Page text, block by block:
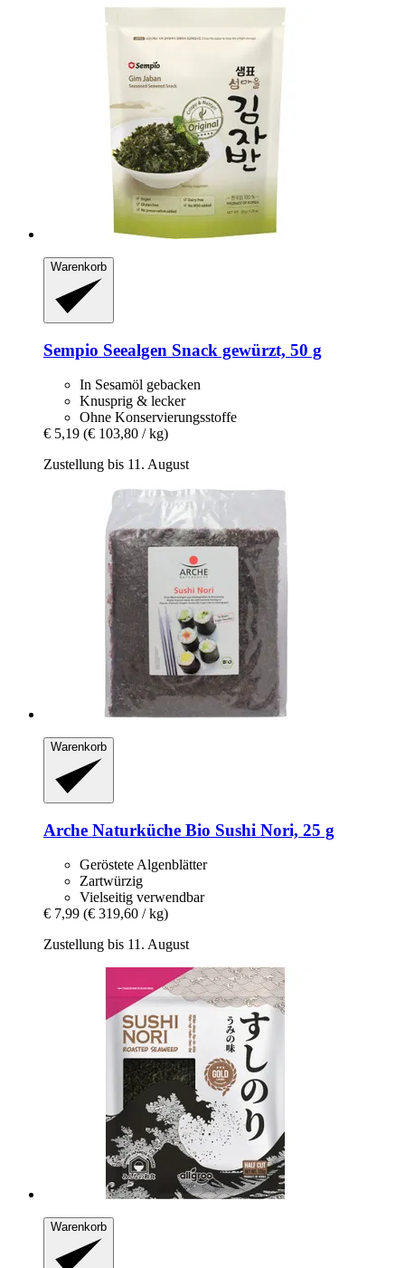
Warenkorb
Sempio Seealgen Snack gewürzt, 50 g
In Sesamöl gebacken
Knusprig & lecker
Ohne Konservierungsstoffe
€ 5,19 (€ 103,80 / kg)
Zustellung bis 11. August
Warenkorb
Arche Naturküche Bio Sushi Nori, 25 g
Geröstete Algenblätter
Zartwürzig
Vielseitig verwendbar
€ 7,99 (€ 319,60 / kg)
Zustellung bis 11. August
Warenkorb